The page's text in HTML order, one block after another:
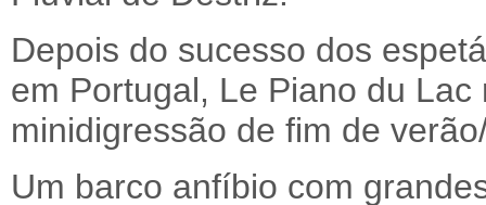
Depois do sucesso dos
em Portugal, Le Piano du
minidigressão de fim de
Um barco anfíbio com